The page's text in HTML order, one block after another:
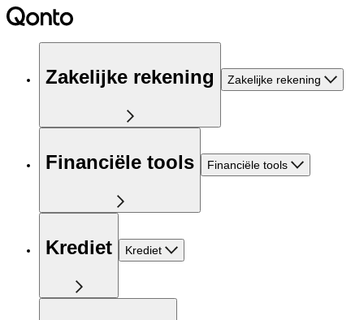
Zakelijke rekening Zakelijke rekening
Financiële tools Financiële tools
Krediet Krediet